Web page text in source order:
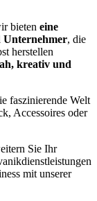
bieten eine
Unternehmer, die
herstellen
kreativ und
faszinierende Welt
Accessoires oder
Sie Ihr
mit unserer